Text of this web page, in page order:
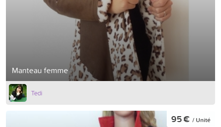
Manteau femme
Tedi
95 € / Unité